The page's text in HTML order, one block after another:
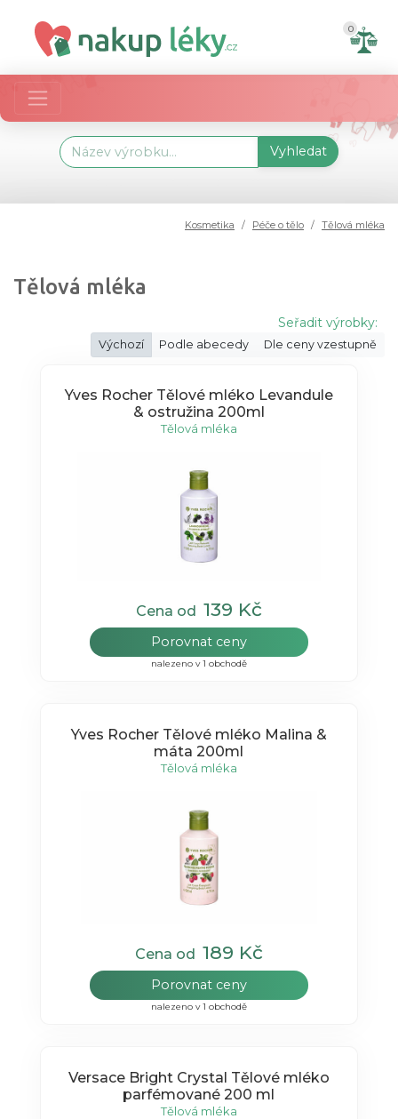
0
Vyhledat
Kosmetika Péče o tělo Tělová mléka
Tělová mléka
Seřadit výrobky:
Výchozí Podle abecedy Dle ceny vzestupně
Yves Rocher Tělové mléko Levandule
& ostružina 200ml
Tělová mléka
Cena od 139 Kč
Porovnat ceny
nalezeno v 1 obchodě
Yves Rocher Tělové mléko Malina &
máta 200ml
Tělová mléka
Cena od 189 Kč
Porovnat ceny
nalezeno v 1 obchodě
Versace Bright Crystal Tělové mléko
parfémované 200 ml
Tělová mléka